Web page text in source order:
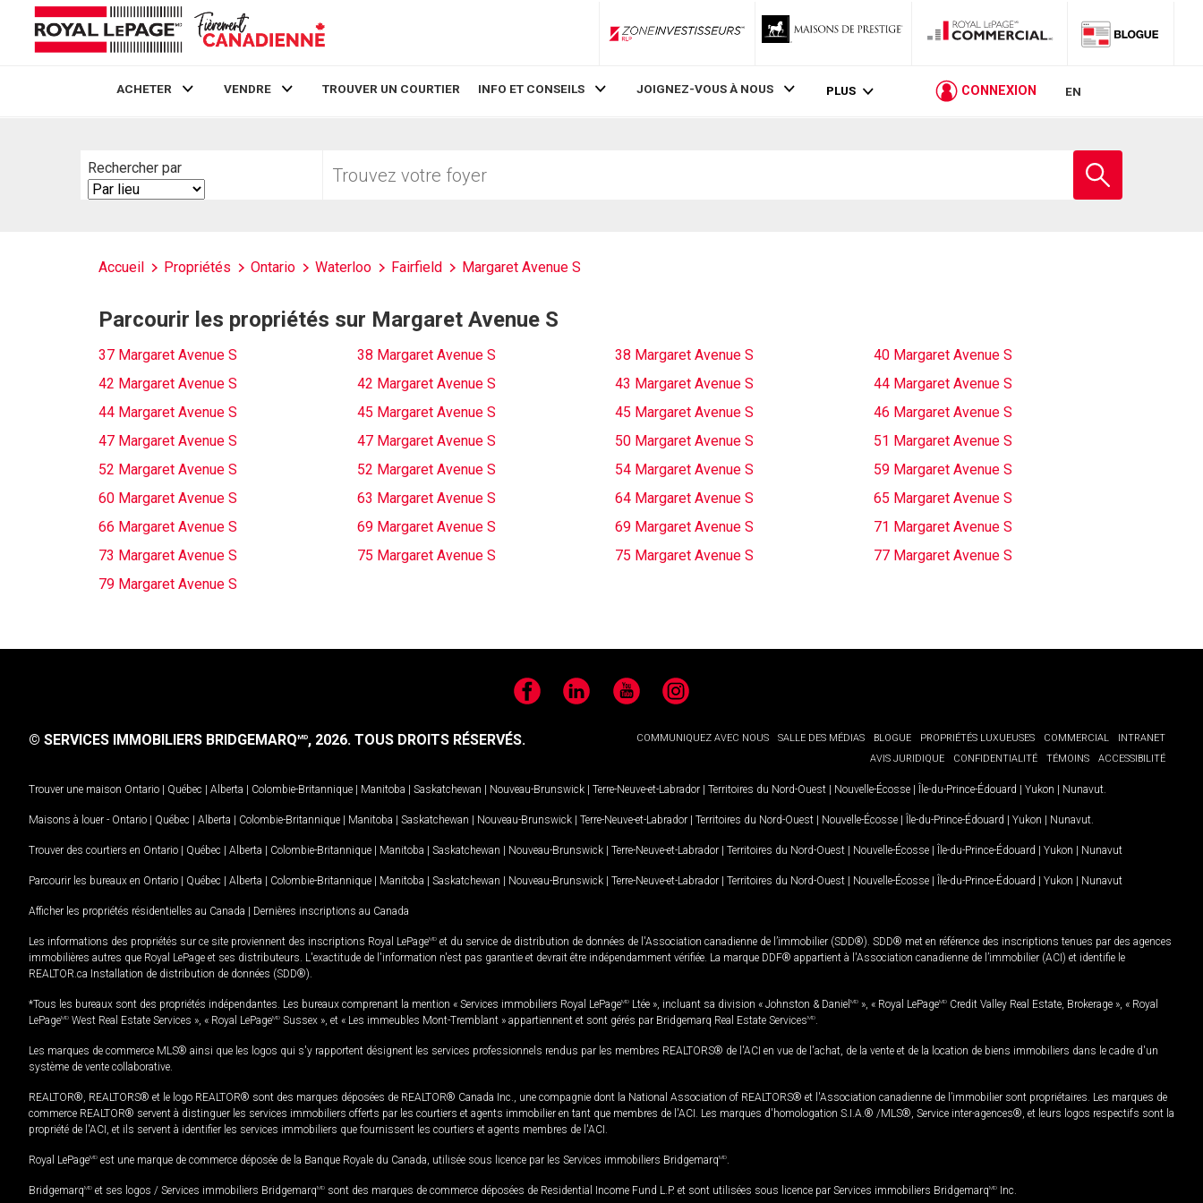
ZoneInvestisseurs RLP
ACHETER VENDRE TROUVER UN COURTIER INFO ET CONSEILS JOIGNEZ-VOUS À NOUS PLUS CONNEXION EN
Rechercher par
Search
By
votre
Accueil Propriétés Ontario Waterloo Fairfield Margaret Avenue S
Parcourir les propriétés sur Margaret Avenue S
37 Margaret Avenue S 38 Margaret Avenue S 38 Margaret Avenue S
40 Margaret Avenue S
42 Margaret Avenue S
42 Margaret Avenue S 43 Margaret Avenue S
44 Margaret Avenue S
44 Margaret Avenue S
45 Margaret Avenue S 45 Margaret Avenue S
46 Margaret Avenue S
47 Margaret Avenue S
47 Margaret Avenue S 50 Margaret Avenue S
51 Margaret Avenue S
52 Margaret Avenue S
52 Margaret Avenue S 54 Margaret Avenue S
59 Margaret Avenue S
60 Margaret Avenue S
63 Margaret Avenue S 64 Margaret Avenue S
65 Margaret Avenue S
66 Margaret Avenue S
69 Margaret Avenue S 69 Margaret Avenue S
71 Margaret Avenue S
73 Margaret Avenue S
75 Margaret Avenue S 75 Margaret Avenue S
77 Margaret Avenue S
79 Margaret Avenue S
FacebookLinkedIn YouTubeInstagram
COMMUNIQUEZ AVEC NOUS SALLE DES MÉDIAS BLOGUE PROPRIÉTÉS LUXUEUSES COMMERCIAL
INTRANET
AVIS JURIDIQUE
CONFIDENTIALITÉ TÉMOINS ACCESSIBILITÉ
© SERVICES IMMOBILIERS BRIDGEMARQMD, 2026. TOUS DROITS RÉSERVÉS.
Trouver une maison Ontario | Québec | Alberta | Colombie-Britannique | Manitoba | Saskatchewan | Nouveau-Brunswick | Terre-Neuve-et-Labrador | Territoires du Nord-Ouest | Nouvelle-Écosse | Île-du-Prince-Édouard | Yukon | Nunavut
Maisons à louer - Ontario | Québec | Alberta | Colombie-Britannique | Manitoba | Saskatchewan | Nouveau-Brunswick | Terre-Neuve-et-Labrador | Territoires du Nord-Ouest | Nouvelle-Écosse | Île-du-Prince-Édouard | Yukon | Nunavut
Trouver des courtiers en Ontario | Québec | Alberta | Colombie-Britannique | Manitoba | Saskatchewan | Nouveau-Brunswick | Terre-Neuve-et-Labrador | Territoires du Nord-Ouest | Nouvelle-Écosse | Île-du-Prince-Édouard | Yukon | Nunavut
Parcourir les bureaux en Ontario | Québec | Alberta | Colombie-Britannique | Manitoba | Saskatchewan | Nouveau-Brunswick | Terre-Neuve-et-Labrador | Territoires du Nord-Ouest | Nouvelle-Écosse | Île-du-Prince-Édouard | Yukon | Nunavut
Afficher les propriétés résidentielles au Canada | Dernières inscriptions au Canada
Les informations des propriétés sur ce site proviennent des inscriptions Royal LePageMD et du service de distribution de données de l'Association canadienne de l’immobilier (SDD®). SDD® met en référence des inscriptions tenues par des agences
immobilières autres que Royal LePage et ses distributeurs. L'exactitude de l'information n'est pas garantie et devrait être indépendamment vérifiée. La marque DDF® appartient à l'Association canadienne de l’immobilier (ACI) et identifie le
REALTOR.ca Installation de distribution de données (SDD®).
*Tous les bureaux sont des propriétés indépendantes. Les bureaux comprenant la mention « Services immobiliers Royal LePageMD Ltée », incluant sa division « Johnston & Daniel MD », « Royal LePageMD Credit Valley Real Estate, Brokerage », « Royal
LePageMD West Real Estate Services », « Royal LePageMD Sussex », et « Les immeubles Mont-Tremblant » appartiennent et sont gérés par Bridgemarq Real Estate ServicesMD
Les marques de commerce MLS® ainsi que les logos qui s'y rapportent désignent les services professionnels rendus par les membres REALTORS® de l'ACI en vue de l'achat, de la vente et de la location de biens immobiliers dans le cadre d'un
système de vente collaborative.
REALTOR®, REALTORS® et le logo REALTOR® sont des marques déposées de REALTOR® Canada Inc., une compagnie dont la National Association of REALTORS® et l'Association canadienne de l’immobilier sont propriétaires. Les marques de
commerce REALTOR® servent à distinguer les services immobiliers offerts par les courtiers et agents immobilier en tant que membres de l'ACI. Les marques d'homologation S.I.A.® /MLS®, Service inter-agences®, et leurs logos respectifs sont la
propriété de l'ACI, et ils servent à identifier les services immobiliers que fournissent les courtiers et agents membres de l'ACI.
Royal LePageMD est une marque de commerce déposée de la Banque Royale du Canada, utilisée sous licence par les Services immobiliers BridgemarqMD
BridgemarqMD et ses logos / Services immobiliers BridgemarqMD sont des marques de commerce déposées de Residential Income Fund L.P. et sont utilisées sous licence par Services immobiliers BridgemarqMD Inc.